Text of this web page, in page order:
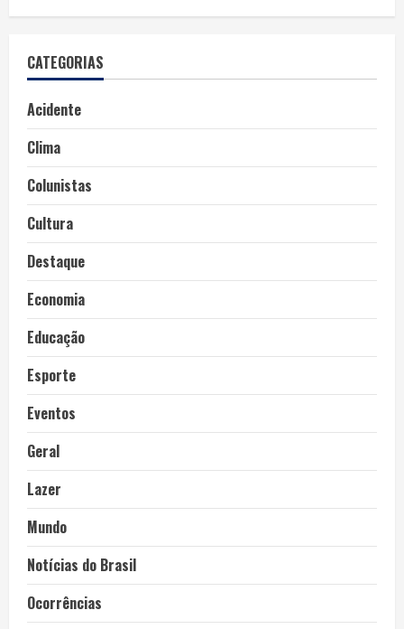
CATEGORIAS
Acidente
Clima
Colunistas
Cultura
Destaque
Economia
Educação
Esporte
Eventos
Geral
Lazer
Mundo
Notícias do Brasil
Ocorrências